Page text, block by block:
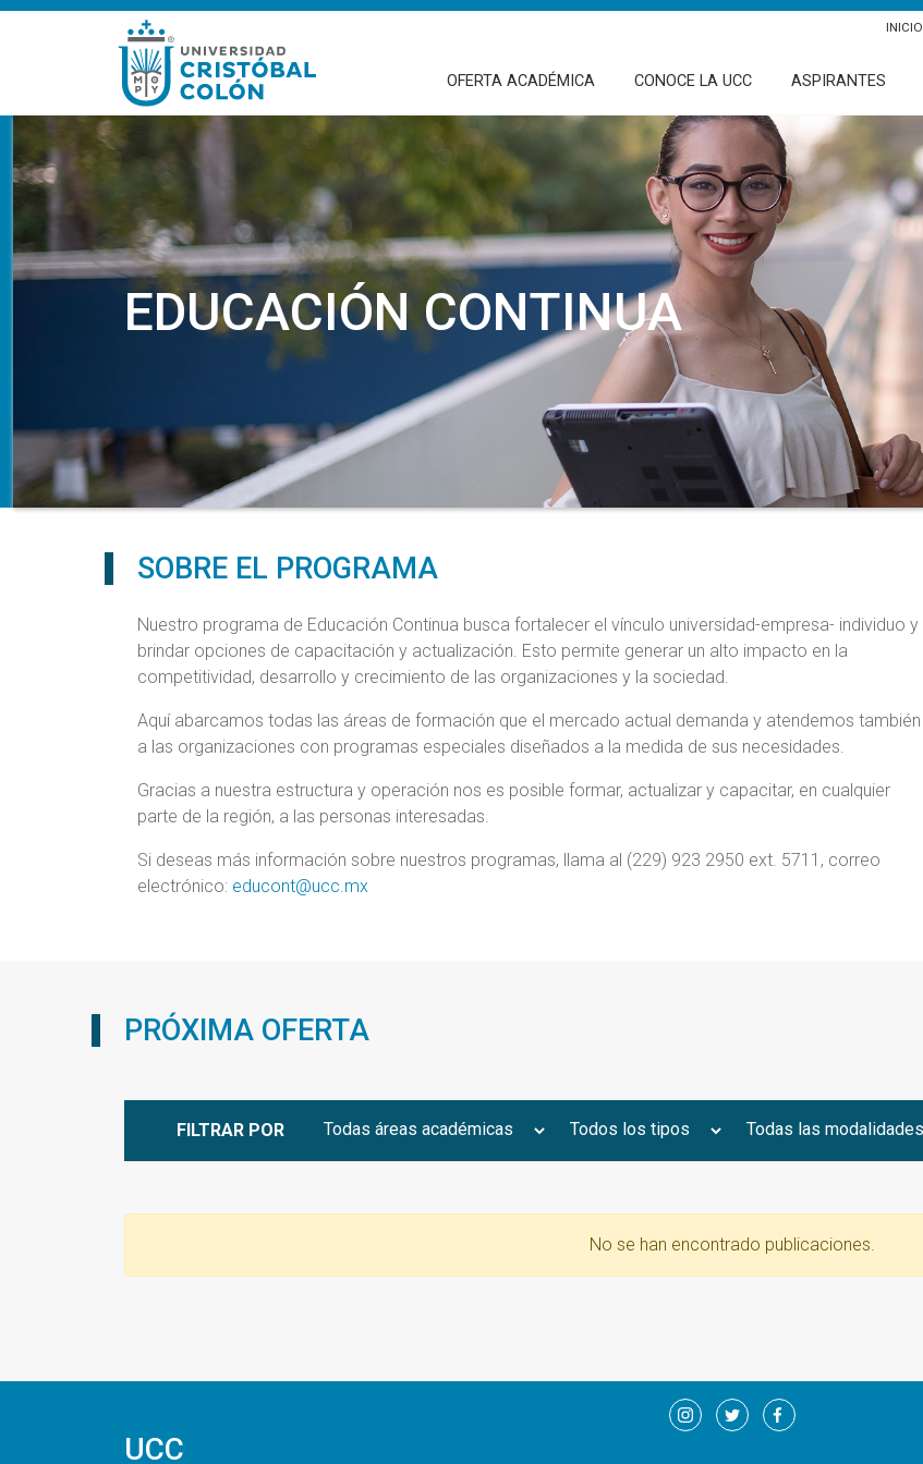
INICIO
OFERTA ACADÉMICA CONOCE LA UCC ASPIRANTES
EDUCACIÓN CONTINUA
SOBRE EL PROGRAMA
Nuestro programa de Educación Continua busca fortalecer el vínculo universidad-empresa- individuo y
brindar opciones de capacitación y actualización. Esto permite generar un alto impacto en la
competitividad, desarrollo y crecimiento de las organizaciones y la sociedad.
Aquí abarcamos todas las áreas de formación que el mercado actual demanda y atendemos también
a las organizaciones con programas especiales diseñados a la medida de sus necesidades.
Gracias a nuestra estructura y operación nos es posible formar, actualizar y capacitar, en cualquier
parte de la región, a las personas interesadas.
Si deseas más información sobre nuestros programas, llama al (229) 923 2950 ext. 5711, correo
electrónico: educont@ucc.mx
PRÓXIMA OFERTA
FILTRAR POR
No se han encontrado publicaciones.
UCC